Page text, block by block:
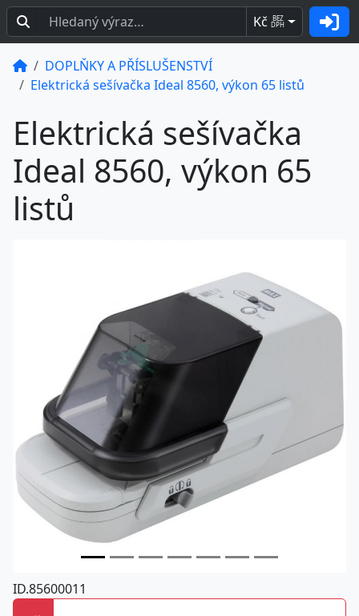
Kč BEZ
DPH
DOPLŇKY A PŘÍSLUŠENSTVÍ
Elektrická sešívačka Ideal 8560, výkon 65 listů
Elektrická sešívačka
Ideal 8560, výkon 65
listů
ID.85600011